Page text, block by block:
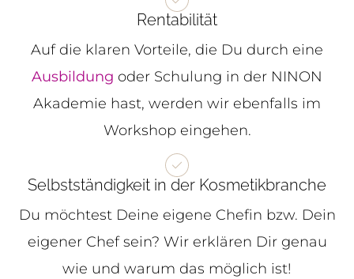
Rentabilität
Auf die klaren Vorteile, die Du durch eine
Ausbildung oder Schulung in der NINON
Akademie hast, werden wir ebenfalls im
Workshop eingehen.
Selbstständigkeit in der Kosmetikbranche
Du möchtest Deine eigene Chefin bzw. Dein
eigener Chef sein? Wir erklären Dir genau
wie und warum das möglich ist!